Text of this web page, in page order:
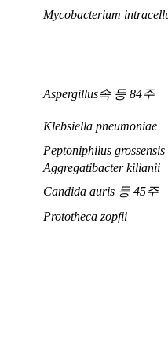
Mycobacterium
Aspergillus속 등 84주
Klebsiella pneumoniae
Peptoniphilus grossensis
Aggregatibacter kilianii
Candida auris 등 45주
Prototheca zopfii